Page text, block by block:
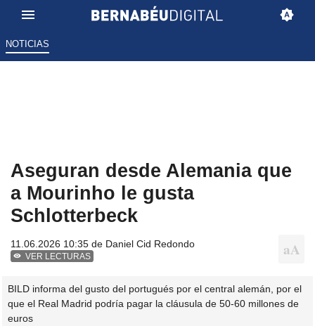
NOTICIAS
Aseguran desde Alemania que
a Mourinho le gusta
Schlotterbeck
11.06.2026 10:35 de Daniel Cid Redondo
VER LECTURAS
BILD informa del gusto del portugués por el central alemán, por el
que el Real Madrid podría pagar la cláusula de 50-60 millones de
euros